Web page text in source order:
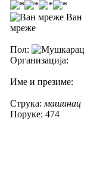
Ван
мреже
Пол:
Организација:
Име и презиме:
Струка: машинац
Поруке: 474